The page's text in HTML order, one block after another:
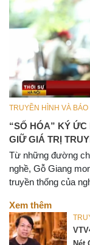
TRUYỀN HÌNH VÀ BÁO
“SỐ HÓA” KÝ
GIỮ GIÁ TRỊ
Từ những đường
nghề, Gỗ Giang
truyền thống của
Xem thêm